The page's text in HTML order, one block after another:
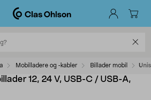
Mobilladere og -kabler Billader mobil
12, 24 V, USB-C / USB-A,